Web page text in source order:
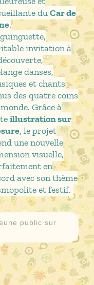
duCar de
.
invitation à
danses,
et chants
des quatre coins
Grâce à
illustration sur
, le projet
une nouvelle
visuelle,
en
avec son thème
et festif.
public sur